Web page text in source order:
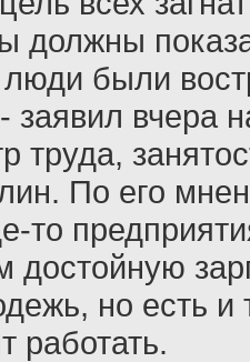
должны
были
заявил вчера
труда,
По его
то
достойную
но есть и
работать.